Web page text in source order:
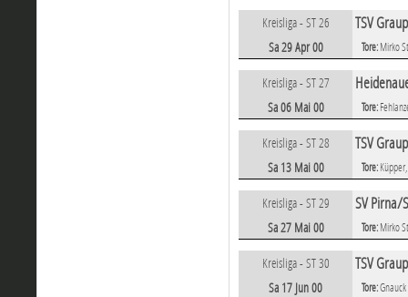
Kreisliga - ST 26 TSV
Sa 29 Apr 00 Tore: Mirko
Kreisliga - ST 27
Sa 06 Mai 00 Tore:
Kreisliga - ST 28 TSV
Sa 13 Mai 00 Tore:
Kreisliga - ST 29 SV Pirna/
Sa 27 Mai 00 Tore: Mirko
Kreisliga - ST 30 TSV
Sa 17 Jun 00 Tore: